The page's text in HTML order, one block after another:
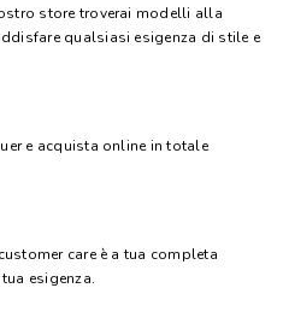
store troverai modelli alla
qualsiasi esigenza di stile e
e acquista online in totale
care è a tua completa
esigenza.